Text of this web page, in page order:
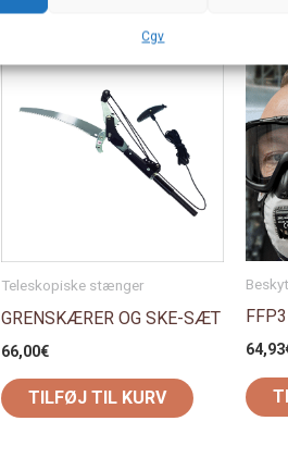
Cgv
Teleskopiske stænger
GRENSKÆRER OG SKE-SÆT
66,00€
TILFØJ TIL KURV
64,93